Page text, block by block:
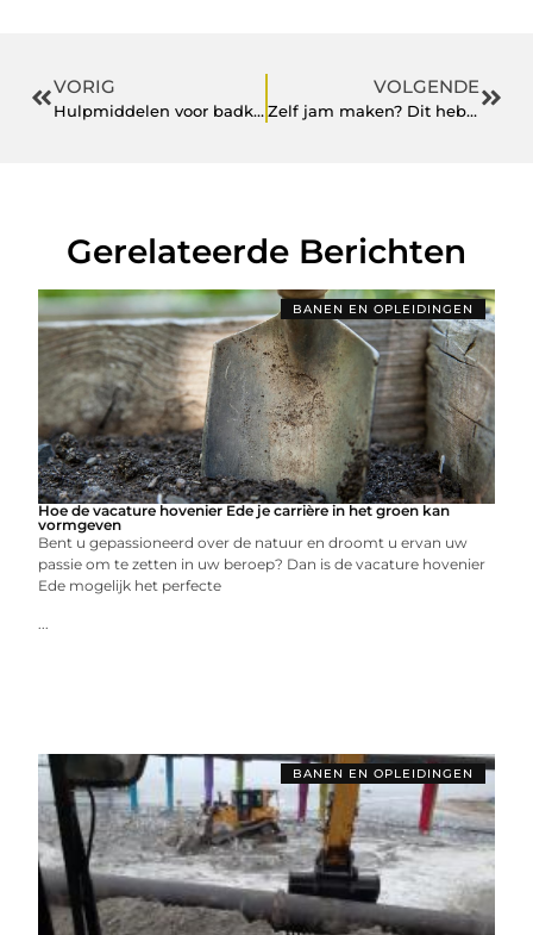
VORIG
Hulpmiddelen voor badkamer luxe
VOLGENDE
Zelf jam maken? Dit heb je nodig…
Gerelateerde Berichten
BANEN EN OPLEIDINGEN
Hoe de vacature hovenier Ede je carrière in het groen kan
vormgeven
Bent u gepassioneerd over de natuur en droomt u ervan uw
passie om te zetten in uw beroep? Dan is de vacature hovenier
Ede mogelijk het perfecte
...
BANEN EN OPLEIDINGEN